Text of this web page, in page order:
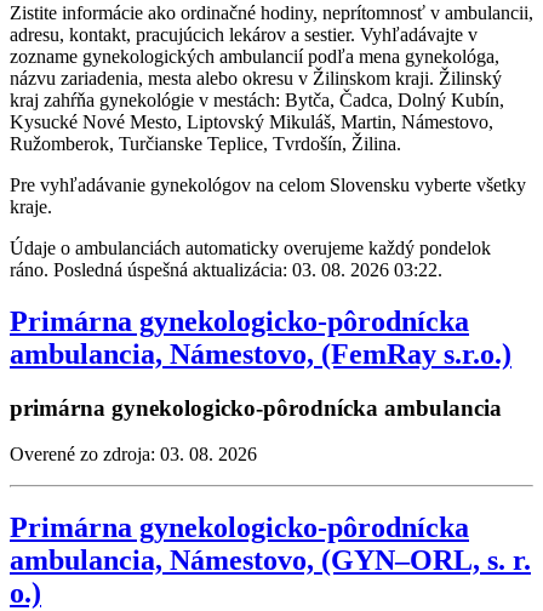
Zistite informácie ako ordinačné hodiny, neprítomnosť v ambulancii,
adresu, kontakt, pracujúcich lekárov a sestier. Vyhľadávajte v
zozname gynekologických ambulancií podľa mena gynekológa,
názvu zariadenia, mesta alebo okresu v Žilinskom kraji. Žilinský
kraj zahŕňa gynekológie v mestách: Bytča, Čadca, Dolný Kubín,
Kysucké Nové Mesto, Liptovský Mikuláš, Martin, Námestovo,
Ružomberok, Turčianske Teplice, Tvrdošín, Žilina.
Pre vyhľadávanie gynekológov na celom Slovensku vyberte všetky
kraje.
Údaje o ambulanciách automaticky overujeme každý pondelok
ráno. Posledná úspešná aktualizácia: 03. 08. 2026 03:22.
Primárna gynekologicko-pôrodnícka
ambulancia, Námestovo, (FemRay s.r.o.)
primárna gynekologicko-pôrodnícka ambulancia
Overené zo zdroja: 03. 08. 2026
Primárna gynekologicko-pôrodnícka
ambulancia, Námestovo, (GYN–ORL, s. r.
o.)